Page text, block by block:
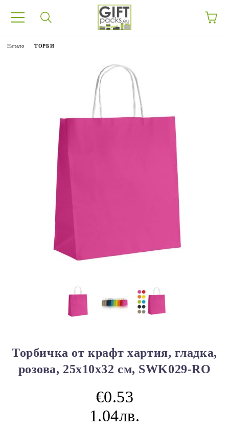
Начало ТОРБИ
Торбичка от крафт хартия, гладка,
розова, 25x10x32 см, SWK029-RO
€0.53
1.04лв.